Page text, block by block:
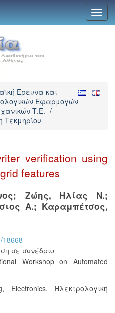
Έρευνα και
Εφαρμογών
Τ.Ε. /
Τεκμηρίου
verification using
features
; Ζώης, Ηλίας Ν.;
Α.; Καραμπέτσος,
18668
σε συνέδριο
Workshop on Automated
, Electronics, Ηλεκτρολογική